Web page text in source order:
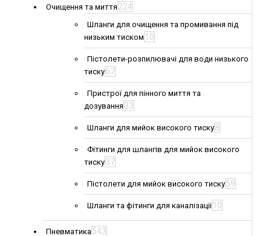
Очищення та миття 224
Шланги для очищення та промивання під
низьким тиском 10
Пістолети-розпилювачі для води низького
тиску67
Пристрої для пінного миття та
дозування 33
Шланги для мийок високого тиску8
Фітинги для шлангів для мийок високого
тиску37
Пістолети для мийок високого тиску59
Шланги та фітинги для каналізації 10
Пневматика543